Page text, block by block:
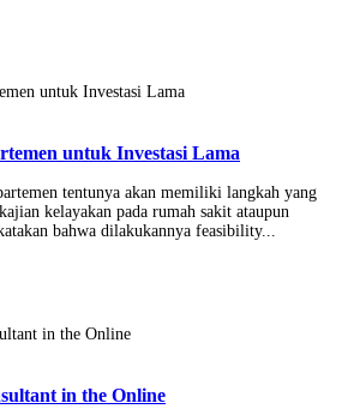
untuk Investasi Lama
tentunya akan memiliki langkah yang
kelayakan pada rumah sakit ataupun
bahwa dilakukannya feasibility...
in the Online